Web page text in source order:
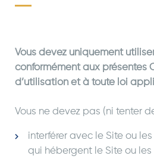
Vous devez uniquement
conformément aux présentes
d’utilisation et à toute loi
Vous ne devez pas (ni tenter
interférer avec le Site ou
qui hébergent le Site ou